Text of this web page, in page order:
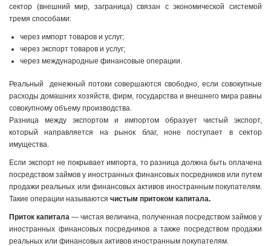
сектор (внешний мир, заграница) связан с экономической системой
тремя способами:
через импорт товаров и услуг;
через экспорт товаров и услуг;
через международные финансовые операции.
Реальный денежный потоки совершаются свободно, если совокупные
расходы домашних хозяйств, фирм, государства и внешнего мира равны
совокупному объему производства.
Разница между экспортом и импортом образует чистый экспорт,
который направляется на рынок благ, ноне поступает в сектор
имущества.
Если экспорт не покрывает импорта, то разница должна быть оплачена
посредством займов у иностранных финансовых посредников или путем
продажи реальных или финансовых активов иностранным покупателям.
Такие операции называются чистым притоком капитала.
Приток капитала — чистая величина, полученная посредством займов у
иностранных финансовых посредников а также посредством продажи
реальных или финансовых активов иностранным покупателям.